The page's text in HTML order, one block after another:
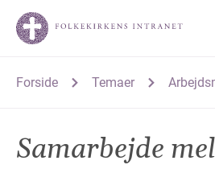
Forside Temaer
Samarbejde